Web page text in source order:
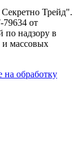
Трейд".
от
по надзору в
и массовых
на обработку